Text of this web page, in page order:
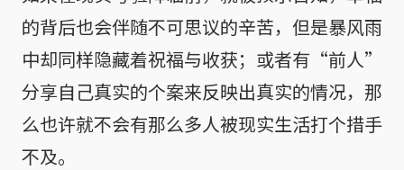
的背后也会伴随不可思议的辛苦，但是暴风雨
中却同样隐藏着祝福与收获；或者有“前人”
分享自己真实的个案来反映出真实的情况，那
么也许就不会有那么多人被现实生活打个措手
不及。